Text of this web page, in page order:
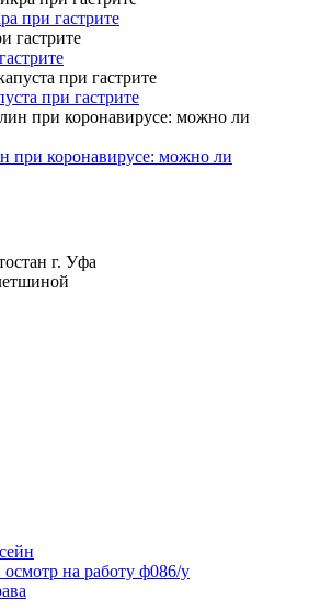
при гастрите
при гастрите
при коронавирусе: можно ли
г. Уфа
на работу ф086/у